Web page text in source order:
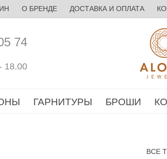
О БРЕНДЕ ДОСТАВКА И ОПЛАТА
74
18.00
ГАРНИТУРЫ БРОШИ
ВСЕ